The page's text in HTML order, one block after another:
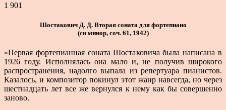
1 901
Шостакович Д. Д. Вторая соната для фортепиано
(си минор, соч. 61, 1942)
«Первая фортепианная соната Шостаковича была на­писана в
1926 году. Исполнялась она мало и, не получив широкого
распространения, надолго выпала из репер­туара пианистов.
Казалось, и композитор покинул этот жанр навсегда, но через
шестнадцать лет все же вернулся к нему как бы совершенно
заново.